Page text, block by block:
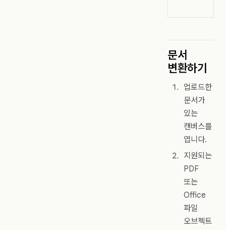
문서
변환하기
업로드한
문서가
있는
캔버스를
엽니다.
지원되는
PDF
또는
Office
파일
오브젝트